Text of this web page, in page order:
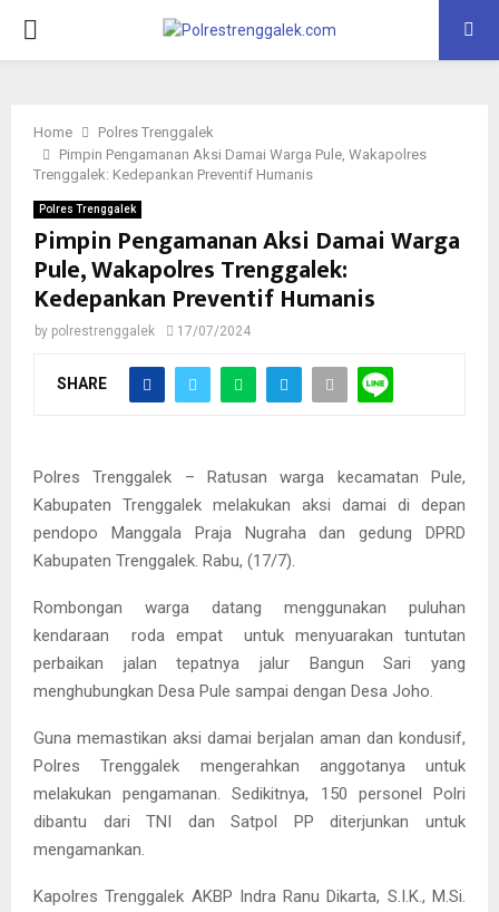
PRIMARY
Home
Polres Trenggalek
Pimpin Pengamanan Aksi Damai Warga Pule, Wakapolres
Trenggalek: Kedepankan Preventif Humanis
Polres Trenggalek
Pimpin Pengamanan Aksi Damai Warga
Pule, Wakapolres Trenggalek:
Kedepankan Preventif Humanis
by polrestrenggalek 17/07/2024
SHARE
Polres Trenggalek – Ratusan warga kecamatan Pule,
Kabupaten Trenggalek melakukan aksi damai di depan
pendopo Manggala Praja Nugraha dan gedung DPRD
Kabupaten Trenggalek. Rabu, (17/7).
Rombongan warga datang menggunakan puluhan
kendaraan roda empat untuk menyuarakan tuntutan
perbaikan jalan tepatnya jalur Bangun Sari yang
menghubungkan Desa Pule sampai dengan Desa Joho.
Guna memastikan aksi damai berjalan aman dan kondusif,
Polres Trenggalek mengerahkan anggotanya untuk
melakukan pengamanan. Sedikitnya, 150 personel Polri
dibantu dari TNI dan Satpol PP diterjunkan untuk
mengamankan.
Kapolres Trenggalek AKBP Indra Ranu Dikarta, S.I.K., M.Si.